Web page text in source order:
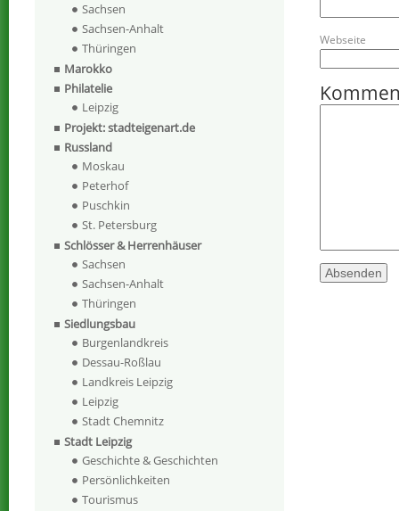
Webseite
Sachsen
Sachsen-Anhalt
Thüringen
Marokko
Philatelie
Leipzig
Projekt: stadteigenart.de
Russland
Moskau
Peterhof
Puschkin
St. Petersburg
Schlösser & Herrenhäuser
Sachsen
Sachsen-Anhalt
Thüringen
Siedlungsbau
Burgenlandkreis
Dessau-Roßlau
Landkreis Leipzig
Leipzig
Stadt Chemnitz
Stadt Leipzig
Geschichte & Geschichten
Persönlichkeiten
Tourismus